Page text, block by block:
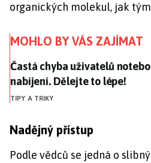
organických molekul, jak
MOHLO BY VÁS ZAJÍMAT
Častá chyba uživatelů
Častá chyba uživatelů
nabíjení. Dělejte to lépe!
TIPY A TRIKY
Nadějný přístup
Podle vědců se jedná o